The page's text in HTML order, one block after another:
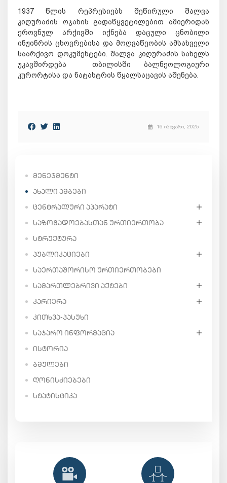
1937წლის რეპრესიებს შეწირული შალვა
კიღურაძის ოჯახის გადაწყვეტილებით
ამიერიდან
ეროვნულ
არქივში იქნება დაცული
ცნობილი
ინჟინრის ცხოვრებისა და მოღვაწეობის ამსახველი
საარქივო დოკუმენტები. შალვა კიღურაძის სახელს
უკავშირდება
თბილისში
ბალნეოლოგიური
კურორტისა და ნატახტრის წყალსაცავის აშენება
16 იანვარი, 2025
ᲛᲔᲜᲔᲯᲛᲔᲜᲢᲘ
ᲐᲮᲐᲚᲘ ᲐᲛᲑᲔᲑᲘ
ᲪᲔᲜᲢᲠᲐᲚᲣᲠᲘ ᲐᲞᲐᲠᲐᲢᲘ
ᲡᲐᲖᲝᲒᲐᲓᲝᲔᲑᲐᲡᲗᲐᲜ ᲣᲠᲗᲘᲔᲠᲗᲝᲑᲐ
ᲡᲢᲠᲣᲥᲢᲣᲠᲐ
ᲞᲣᲑᲚᲘᲙᲐᲪᲘᲔᲑᲘ
ᲡᲐᲔᲠᲗᲐᲨᲝᲠᲘᲡᲝ ᲣᲠᲗᲘᲔᲠᲗᲝᲑᲔᲑᲘ
ᲡᲐᲛᲐᲠᲗᲚᲔᲑᲠᲘᲕᲘ ᲐᲥᲢᲔᲑᲘ
ᲙᲐᲠᲘᲔᲠᲐ
ᲙᲘᲗᲮᲕᲐ-ᲞᲐᲡᲣᲮᲘ
ᲡᲐᲯᲐᲠᲝ ᲘᲜᲤᲝᲠᲛᲐᲪᲘᲐ
ᲘᲡᲢᲝᲠᲘᲐ
ᲑᲛᲣᲚᲔᲑᲘ
ᲦᲝᲜᲘᲡᲫᲘᲔᲑᲔᲑᲘ
ᲡᲢᲐᲢᲘᲡᲢᲘᲙᲐ